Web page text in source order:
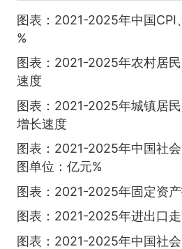
图表：2021-2025年中国CPI
%
图表：2021-2025年农村居
速度
图表：2021-2025年城镇居
增长速度
图表：2021-2025年中国社
图单位：亿元%
图表：2021-2025年固定资
图表：2021-2025年进出口
图表：2021-2025年中国社